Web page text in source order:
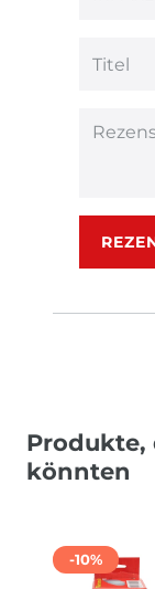
Produkte,
könnten
-10%